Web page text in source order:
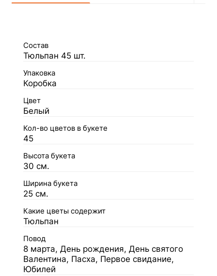
Состав
Тюльпан 45 шт.
Упаковка
Коробка
Цвет
Белый
Кол-во цветов в букете
45
Высота букета
30 см.
Ширина букета
25 см.
Какие цветы содержит
Тюльпан
Повод
8 марта, День рождения, День святого
Валентина, Пасха, Первое свидание,
Юбилей